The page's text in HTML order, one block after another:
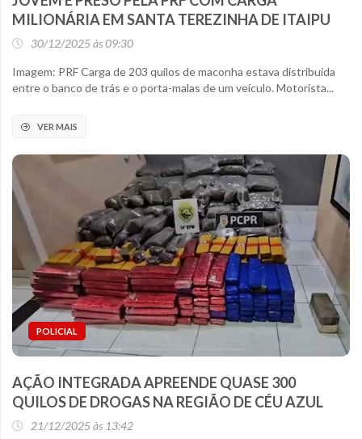
MILIONÁRIA EM SANTA TEREZINHA DE ITAIPU
30/12/2025 às 09:30
Imagem: PRF Carga de 203 quilos de maconha estava distribuída
entre o banco de trás e o porta-malas de um veículo. Motorista...
VER MAIS
POLICIAL
AÇÃO INTEGRADA APREENDE QUASE 300
QUILOS DE DROGAS NA REGIÃO DE CÉU AZUL
21/12/2025 às 13:42